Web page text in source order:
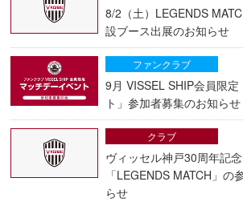
8/2（土）LEGENDS
設ブース出展のお知らせ
9月 VISSEL SHIP会員限
ト」参加者募集のお知らせ
ファンクラブ
ヴィッセル神戸30周年記
「LEGENDS MATCH」の
らせ
クラブ